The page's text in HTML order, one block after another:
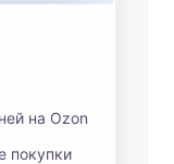
на Ozon
покупки